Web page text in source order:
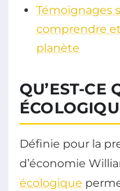
Témoignages
comprendre
planète
QU’EST-CE
Définie pour la
d’économie
écologique